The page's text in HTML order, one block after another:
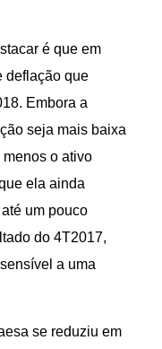
é que em
deflação que
Embora a
seja mais baixa
o ativo
ela ainda
um pouco
do 4T2017,
a uma
se reduziu em